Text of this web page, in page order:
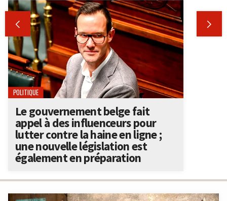
 
POLITIQUE
Le gouvernement belge fait
appel à des influenceurs pour
lutter contre la haine en ligne ;
une nouvelle législation est
également en préparation